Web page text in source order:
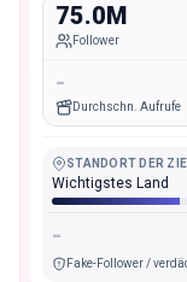
75.0M
Follower
-
Durchschn. Aufrufe
STANDORT DER
Wichtigstes Land
-
Fake-Follower /